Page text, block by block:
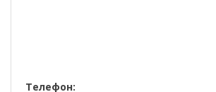
Телефон: